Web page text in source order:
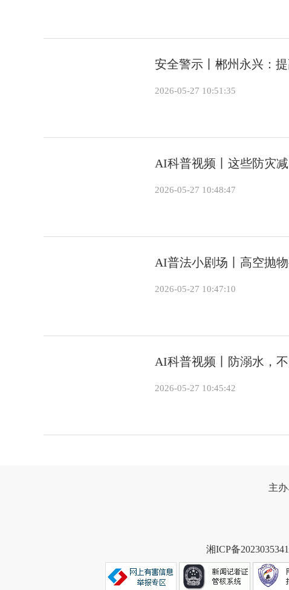
安全警示丨郴州永兴：
2026-05-27 10:51:35
AI科普视频丨这些防灾
2026-05-27 10:48:47
AI普法小剧场丨高空抛
2026-05-27 10:47:10
AI科普视频丨防溺水，
2026-05-27 10:45:42
主
湘ICP备